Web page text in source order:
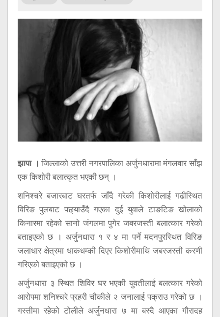
झापा । जिल्लाको उत्तरी नगरपालिका अर्जुनधारामा मंगलबार साँझ
एक किशोरी बलात्कृत भएकी छन् ।
शनिश्चरे बजारबाट घरतर्फ जाँदै गरेकी किशोरीलाई गढीस्थित
विरिङ पुलबाट पछ्याउँदै गएका दुई युवाले टाङटिङ खोलाको
किनारमा रहेको सानो जंगलमा पुगेर जबरजस्ती बलात्कार गरेको
बताइएको छ । अर्जुनधारा १ र ४ मा पर्ने मदनपुरस्थित विरिङ
जलाधार क्षेत्रमा धाकधम्की दिएर किशाेरीमाथि जबरजस्ती करणी
गरिएकाे बताइएकाे छ ।
अर्जुनधारा ३ स्थित शिविर घर भएकी युवतीलाई बलत्कार गरेको
आरोपमा शनिश्चरे प्रहरी चौकीले २ जनालाई पक्राउ गरेको छ ।
गस्तीमा रहेको टोलीले अर्जुनधारा ७ मा बस्दै आएका गौरादह
सूचना
प्रविधि
अन्तर्राष्ट्रिय
विज्ञापन
Tech